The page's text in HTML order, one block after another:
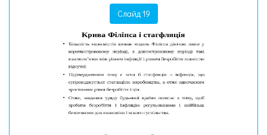
Слайд 19